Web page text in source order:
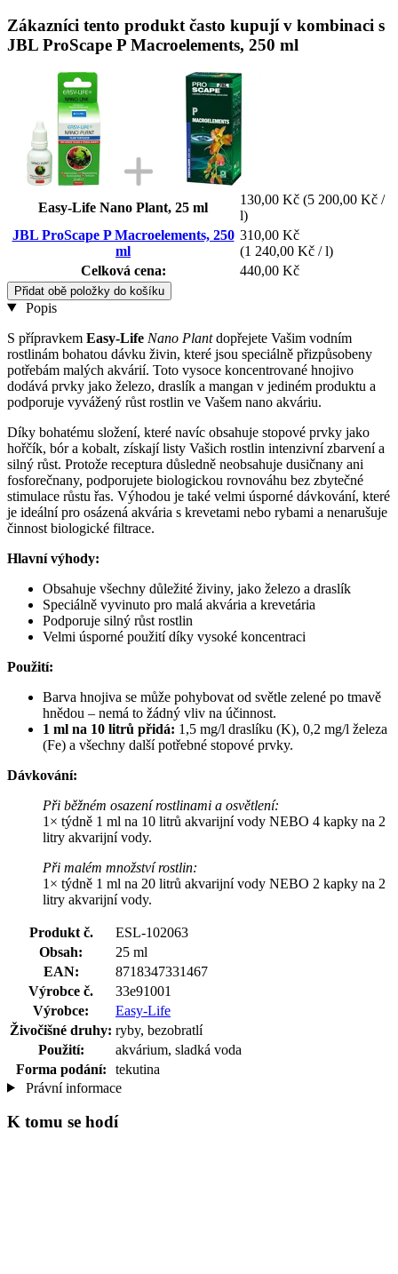
Zákazníci tento produkt často kupují v kombinaci s
JBL ProScape P Macroelements, 250 ml
Easy-Life Nano Plant, 25 ml
130,00 Kč (5 200,00 Kč /
l)
JBL ProScape P Macroelements, 250
ml
310,00 Kč
(1 240,00 Kč / l)
Celková cena:
440,00 Kč
Přidat obě položky do košíku
Popis
S přípravkem Easy-Life Nano Plantdopřejete Vašim vodním
rostlinám bohatou dávku živin, které jsou speciálně přizpůsobeny
potřebám malých akvárií. Toto vysoce koncentrované hnojivo
dodává prvky jako železo, draslík a mangan v jediném produktu a
podporuje vyvážený růst rostlin ve Vašem nano akváriu.
Díky bohatému složení, které navíc obsahuje stopové prvky jako
hořčík, bór a kobalt, získají listy Vašich rostlin intenzivní zbarvení a
silný růst. Protože receptura důsledně neobsahuje dusičnany ani
fosforečnany, podporujete biologickou rovnováhu bez zbytečné
stimulace růstu řas. Výhodou je také velmi úsporné dávkování, které
je ideální pro osázená akvária s krevetami nebo rybami a nenarušuje
činnost biologické filtrace.
Hlavní výhody:
Obsahuje všechny důležité živiny, jako železo a draslík
Speciálně vyvinuto pro malá akvária a krevetária
Podporuje silný růst rostlin
Velmi úsporné použití díky vysoké koncentraci
Použití:
Barva hnojiva se může pohybovat od světle zelené po tmavě
hnědou – nemá to žádný vliv na účinnost.
1 ml na 10 litrů přidá: 1,5 mg/l draslíku (K), 0,2 mg/l železa
(Fe) a všechny další potřebné stopové prvky.
Dávkování:
Při běžném osazení rostlinami a osvětlení:
1× týdně 1 ml na 10 litrů akvarijní vody NEBO 4 kapky na 2
litry akvarijní vody.
Při malém množství rostlin:
1× týdně 1 ml na 20 litrů akvarijní vody NEBO 2 kapky na 2
litry akvarijní vody.
Produkt č.
ESL-102063
Obsah:
25 ml
EAN:
8718347331467
Výrobce č.
33e91001
Výrobce:
Easy-Life
Živočišné druhy: ryby, bezobratlí
Použití:
akvárium, sladká voda
Forma podání:
tekutina
Právní informace
K tomu se hodí